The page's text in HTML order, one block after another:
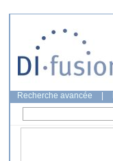
Recherche avancée